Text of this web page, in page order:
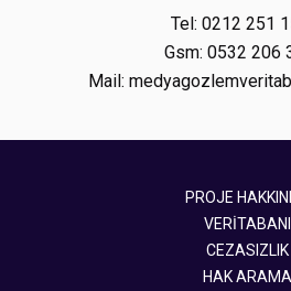
Tel: 0212 251
Gsm: 0532 206
Mail:
PROJE
VERİTABANI
CEZASIZLIK
HAK ARAMA